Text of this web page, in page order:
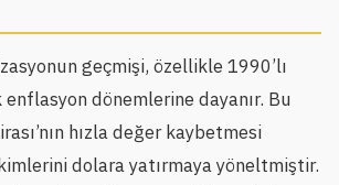
geçmişi, özellikle 1990’lı
dönemlerine dayanır. Bu
hızla değer kaybetmesi
dolara yatırmaya yöneltmiştir.